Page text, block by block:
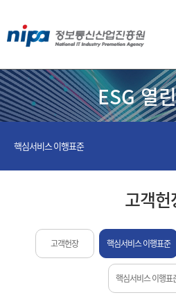
ESG 열
핵심서비스 이행표준
고객헌
고객헌장 핵심서비스 이행표준
핵심서비스 이행표